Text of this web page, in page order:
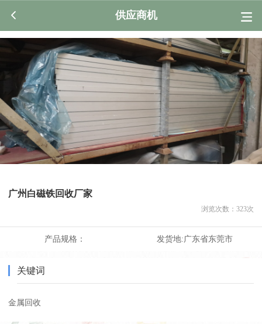
供应商机
广州白磁铁回收厂家
浏览次数： 323次
产品规格： 发货地:广东省东莞市
关键词
金属回收